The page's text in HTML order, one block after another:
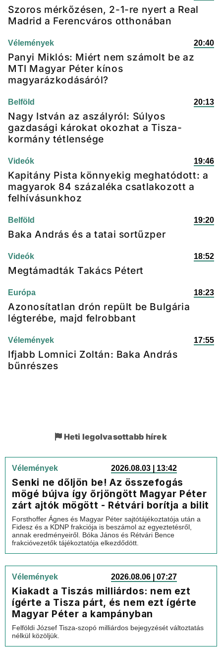
Szoros mérkőzésen, 2-1-re nyert a Real
Madrid a Ferencváros otthonában
Vélemények 20:40
Panyi Miklós: Miért nem számolt be az
MTI Magyar Péter kínos
magyarázkodásáról?
Belföld 20:13
Nagy István az aszályról: Súlyos
gazdasági károkat okozhat a Tisza-
kormány tétlensége
Videók 19:46
Kapitány Pista könnyekig meghatódott: a
magyarok 84 százaléka csatlakozott a
felhívásunkhoz
Belföld 19:20
Baka András és a tatai sortűzper
Videók 18:52
Megtámadták Takács Pétert
Európa 18:23
Azonosítatlan drón repült be Bulgária
légterébe, majd felrobbant
Vélemények 17:55
Ifjabb Lomnici Zoltán: Baka András
bűnrészes
Heti legolvasottabb hírek
Vélemények 2026.08.03 | 13:42
Senki ne dőljön be! Az összefogás
mögé bújva így őrjöngött Magyar Péter
zárt ajtók mögött - Rétvári borítja a bilit
Forsthoffer Ágnes és Magyar Péter sajtótájékoztatója után a
Fidesz és a KDNP frakciója is beszámol az egyeztetésről,
annak eredményeiről. Bóka János és Rétvári Bence
frakcióvezetők tájékoztatója elkezdődött.
Vélemények 2026.08.06 | 07:27
Kiakadt a Tiszás milliárdos: nem ezt
ígérte a Tisza párt, és nem ezt ígérte
Magyar Péter a kampányban
Felföldi József Tisza-szopó milliárdos bejegyzését változtatás
nélkül közöljük.